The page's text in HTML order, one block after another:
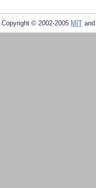
Copyright © 2002-2005 MIT